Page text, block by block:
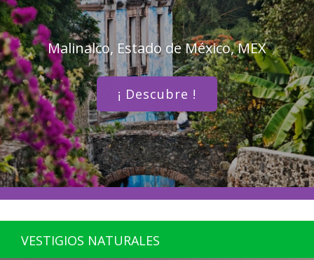
Malinalco, Estado de México, MEX
¡ Descubre !
VESTIGIOS NATURALES